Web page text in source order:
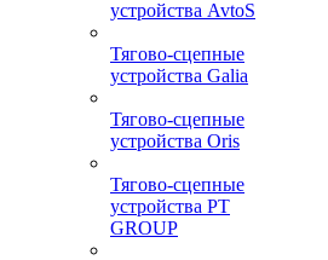
устройства AvtoS
Тягово-сцепные
устройства Galia
Тягово-сцепные
устройства Oris
Тягово-сцепные
устройства PT
GROUP